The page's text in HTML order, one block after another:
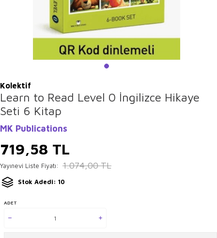
Kolektif
Learn to Read Level 0 İngilizce Hikaye
Seti 6 Kitap
MK Publications
719,58 TL
Yayınevi Liste Fiyatı: 1.074,00TL
Stok Adedi: 10
ADET